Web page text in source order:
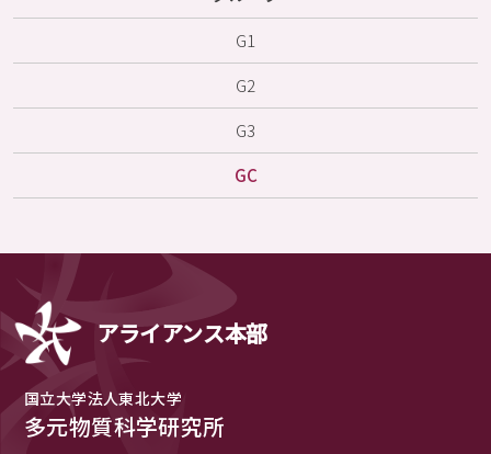
G1
G2
G3
GC
アライアンス本部
国立大学法人東北大学
多元物質科学研究所